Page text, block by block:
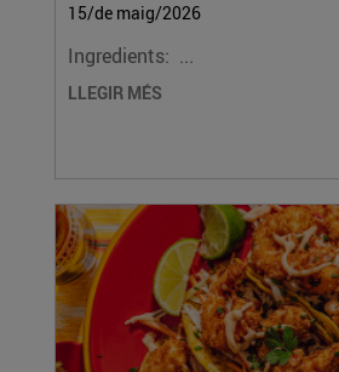
15/de maig/2026
Ingredients: ...
LLEGIR MÉS